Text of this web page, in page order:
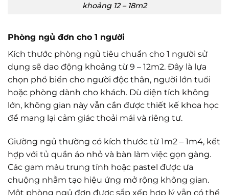
khoảng 12 – 18m2
Phòng ngủ đơn cho 1 người
Kích thước phòng ngủ tiêu chuẩn cho 1 người sử
dụng sẽ dao động khoảng từ 9 – 12m2. Đây là lựa
chọn phổ biến cho người độc thân, người lớn tuổi
hoặc phòng dành cho khách. Dù diện tích không
lớn, không gian này vẫn cần được thiết kế khoa học
để mang lại cảm giác thoải mái và riêng tư.
Giường ngủ thường có kích thước từ 1m2 – 1m4, kết
hợp với tủ quần áo nhỏ và bàn làm việc gọn gàng.
Các gam màu trung tính hoặc pastel được ưa
chuộng nhằm tạo hiệu ứng mở rộng không gian.
Một phòng ngủ đơn được sắp xếp hợp lý vẫn có thể